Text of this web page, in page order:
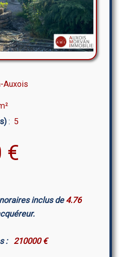
Auxois
: 5
€
inclus de4.76
: 210000 €